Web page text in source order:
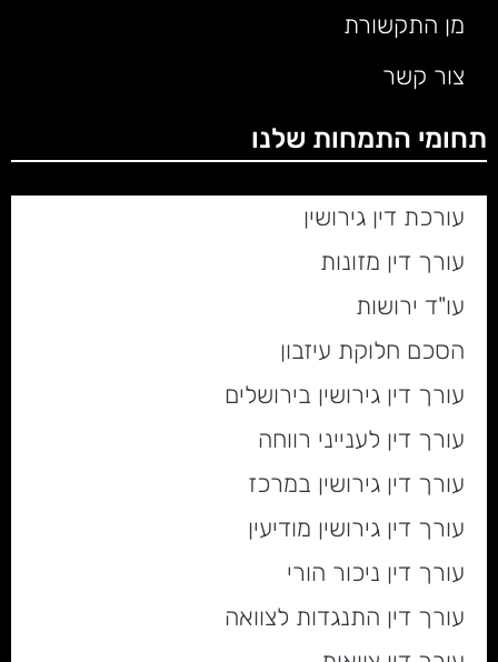
מן התקשורת
צור קשר
תחומי התמחות שלנו
עורכת דין גירושין
עורך דין מזונות
עו"ד ירושות
הסכם חלוקת עיזבון
עורך דין גירושין בירושלים
עורך דין לענייני רווחה
עורך דין גירושין במרכז
עורך דין גירושין מודיעין
עורך דין ניכור הורי
עורך דין התנגדות לצוואה